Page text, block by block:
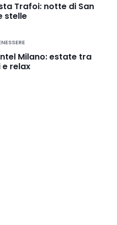
Trafoi: notte di San
stelle
Milano: estate tra
relax